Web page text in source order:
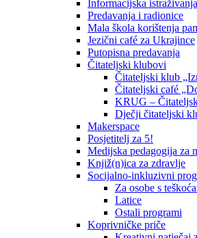
Informacijska
Predavanja i radionice
Mala škola korištenja
Jezični café za Ukrajince
Putopisna predavanja
Čitateljski klubovi
Čitateljski klub
Čitateljski café
KRUG –
Dječji čitateljski
Makerspace
Posjetitelj za 5!
Medijska pedagogija za
Knjiž(n)ica za zdravlje
Socijalno-inkluzivni
Za osobe s
Latice
Ostali programi
Koprivničke priče